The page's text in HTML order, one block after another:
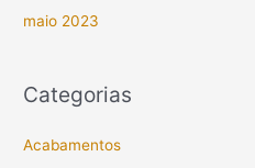
maio 2023
Categorias
Acabamentos